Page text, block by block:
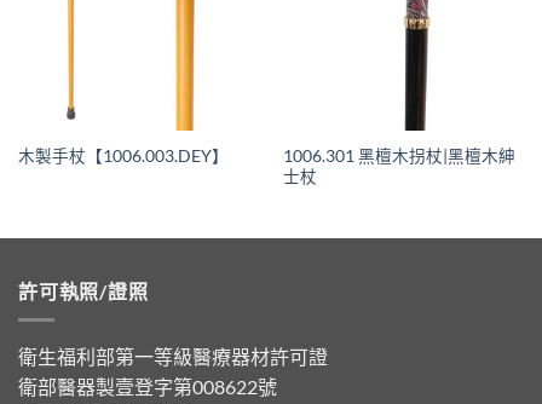
木製手杖【1006.003.DEY】
1006.301 黑檀木拐杖|黑檀木紳
士杖
許可執照/證照
衛生福利部第一等級醫療器材許可證
衛部醫器製壹登字第008622號